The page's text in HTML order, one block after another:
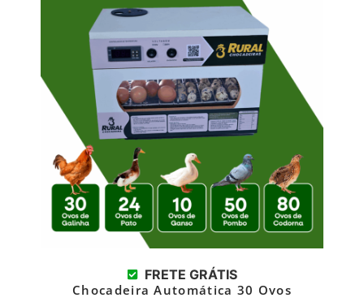
FRETE GRÁTIS
Chocadeira Automática 30 Ovos